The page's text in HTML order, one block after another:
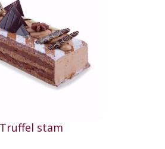
Truffel stam